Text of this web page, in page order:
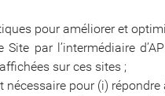
pour améliorer et
par l’intermédiaire
sur ces sites ;
pour (i)